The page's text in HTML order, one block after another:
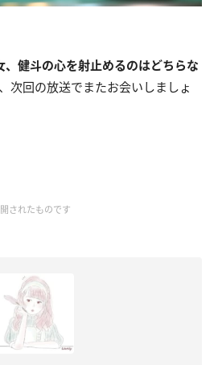
健斗の心を射止めるのはどちらな
次回の放送でまたお会いしましょ
されたものです